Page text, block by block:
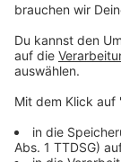
Willi darf
schwierig.
Anzeige
©